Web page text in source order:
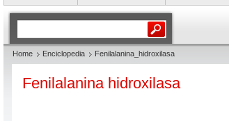
Home Enciclopedia Fenilalanina_hidroxilasa
Fenilalanina hidroxilasa